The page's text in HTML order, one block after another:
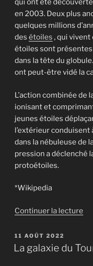
qui ont été
en 2003. Deux plus
quelques millions
des étoiles , qui vivent
étoiles sont
dans la tête du
ont peut-être vidé la
L’action combinée de
ionisant et
jeunes étoiles
l’extérieur
dans la nébuleuse de
pression a déclenché
protoétoiles.
*Wikipedia
Continuer la lecture
PUBLIÉ
LE
11 AOÛT 2022
La galaxie du